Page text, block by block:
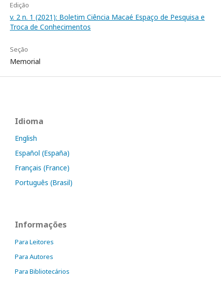
Edição
v. 2 n. 1 (2021): Boletim Ciência Macaé Espaço de Pesquisa e
Troca de Conhecimentos
Seção
Memorial
Idioma
English
Español (España)
Français (France)
Português (Brasil)
Informações
Para Leitores
Para Autores
Para Bibliotecários